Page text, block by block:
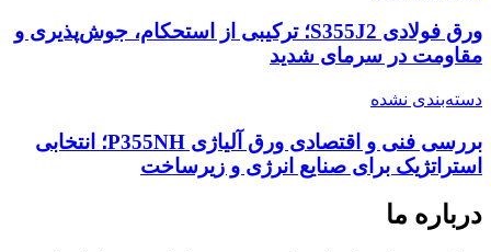
ورق فولادی S355J2؛ ترکیبی از استحکام، جوش‌پذیری و
مقاومت در سرمای شدید
دسته‌بندی نشده
بررسی فنی و اقتصادی ورق آلیاژی P355NH؛ انتخابی
استراتژیک برای صنایع انرژی و زیرساخت
درباره ما